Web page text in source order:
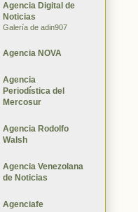
Agencia Digital de
Noticias
Galería de adin907
Agencia NOVA
Agencia
Periodística del
Mercosur
Agencia Rodolfo
Walsh
Agencia Venezolana
de Noticias
Agenciafe